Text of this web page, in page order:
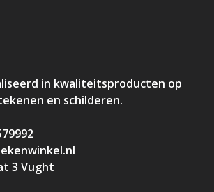
in kwaliteitsproducten op
en schilderen.
3 Vught